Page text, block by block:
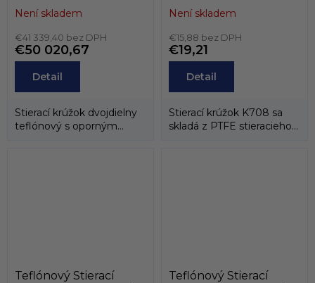
8,1 AD61 PTFE/NBR
Není skladem
€41 339,40 bez DPH
€50 020,67
Detail
Stierací krúžok dvojdielny
teflónový s oporným
K708-070
KASTAS
Není skladem
€15,88 bez DPH
€19,21
Detail
Stierací krúžok K708 sa
skladá z PTFE stieracieho
Teflónový Stierací
Teflónový Stierací